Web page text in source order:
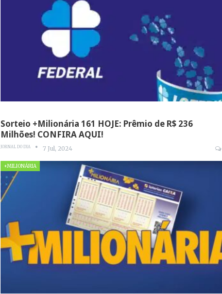
Sorteio +Milionária 161 HOJE: Prêmio de R$ 236
Milhões! CONFIRA AQUI!
JORNAL DO DIA 7 Jul, 2024
+MILIONÁRIA